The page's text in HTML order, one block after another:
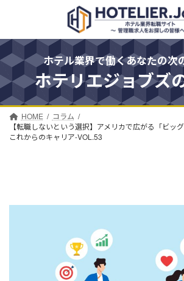
ン
ツ
へ
ス
キ
ッ
ー
シ
ョ
ン
に
移
ホテル業界で働くあなたの次
ホテリエジョブズ
HOME
コラム
【転職しないという選択】アメリカで広がる「ビッ
これからのキャリア-VOL.53